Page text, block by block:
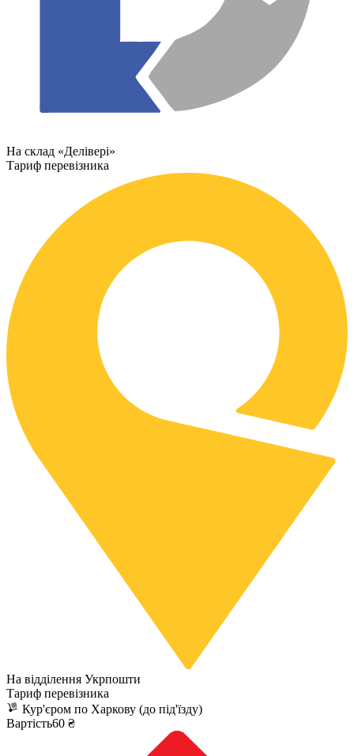
На склад «Делівері»
Тариф перевізника
На відділення Укрпошти
Тариф перевізника
Кур'єром по Харкову (до під'їзду)
Вартість60 ₴